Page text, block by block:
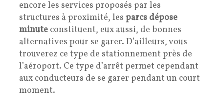
encore les services proposés par les
structures à proximité, les parcs dépose
minute constituent, eux aussi, de bonnes
alternatives pour se garer. D’ailleurs, vous
trouverez ce type de stationnement près de
l’aéroport. Ce type d’arrêt permet cependant
aux conducteurs de se garer pendant un court
moment.